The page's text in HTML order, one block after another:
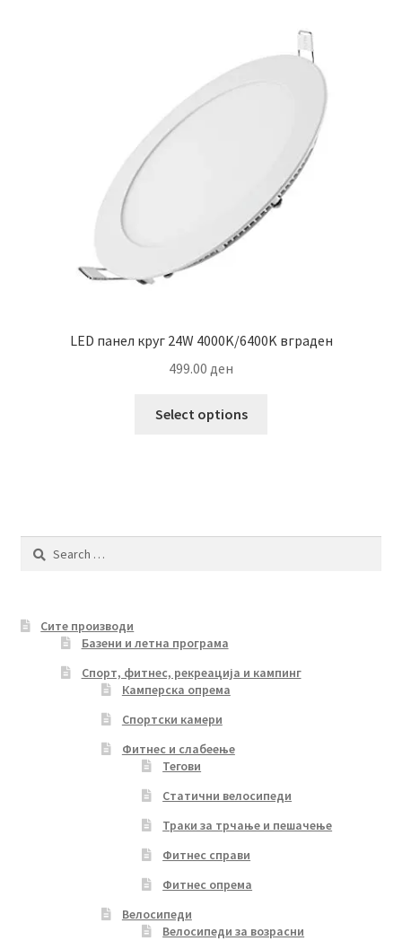
options
product
page
LED панел круг 24W 4000K/6400K вграден
499.00 ден
Select options
options
product
Search
Сите производи
Базени и летна програма
Спорт, фитнес, рекреација и кампинг
Камперска опрема
Спортски камери
Фитнес и слабеење
Тегови
Статични велосипеди
Траки за трчање и пешачење
Фитнес справи
Фитнес опрема
Велосипеди
Велосипеди за возрасни